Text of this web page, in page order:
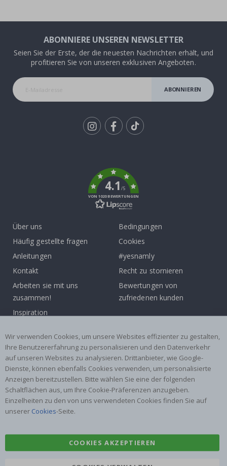
ABONNIERE UNSEREN NEWSLETTER
Seien Sie der Erste, der die neuesten Nachrichten erhält, und
profitieren Sie von unseren exklusiven Angeboten.
ABONNIEREN
4.1/5
VON 1020 BEWERTUNGEN
Über uns
Häufig gestellte fragen
Anleitungen
Kontakt
Arbeiten sie mit uns
zusammen!
Inspiration
Bedingungen
Cookies
#yesnamly
Recht zu stornieren
Bewertungen von
zufriedenen kunden
Beliebte Kategorien
Namensaufkleber
Wandtattoos
Fliesenaufkleber
Poster
Aufkleber
Klebefolie
Wir verwenden Cookies, um unsere Websites effizienter zu gestalten,
Ihre Benutzererfahrung zu personalisieren und den Datenverkehr
auf unseren Websites zu analysieren. Drittanbieter, wie Google-
Dienste, können ebenfalls Cookies verwenden, um personalisierte
Anzeigen bereitzustellen. Bitte wählen Sie eine der folgenden
Schaltflächen aus, um Ihre Cookie-Präferenzen anzugeben.
Einzelheiten zu den von uns verwendeten Cookies finden Sie auf
unserer Cookies-Seite.
COOKIES AKZEPTIEREN